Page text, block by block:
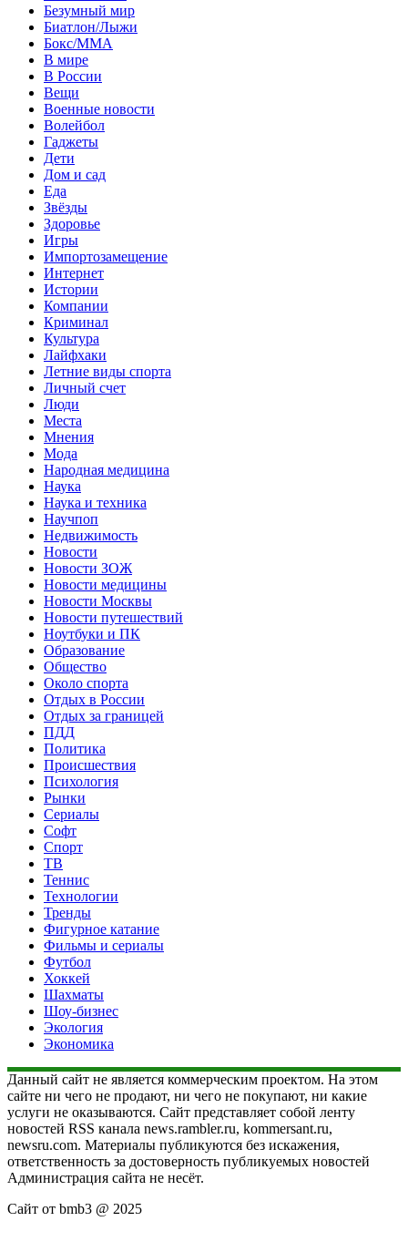
Безумный мир
Биатлон/Лыжи
Бокс/MMA
В мире
В России
Вещи
Военные новости
Волейбол
Гаджеты
Дети
Дом и сад
Еда
Звёзды
Здоровье
Игры
Импортозамещение
Интернет
Истории
Компании
Криминал
Культура
Лайфхаки
Летние виды спорта
Личный счет
Люди
Места
Мнения
Мода
Народная медицина
Наука
Наука и техника
Научпоп
Недвижимость
Новости
Новости ЗОЖ
Новости медицины
Новости Москвы
Новости путешествий
Ноутбуки и ПК
Образование
Общество
Около спорта
Отдых в России
Отдых за границей
ПДД
Политика
Происшествия
Психология
Рынки
Сериалы
Софт
Спорт
ТВ
Теннис
Технологии
Тренды
Фигурное катание
Фильмы и сериалы
Футбол
Хоккей
Шахматы
Шоу-бизнес
Экология
Экономика
Данный сайт не является коммерческим проектом. На этом
сайте ни чего не продают, ни чего не покупают, ни какие
услуги не оказываются. Сайт представляет собой ленту
новостей RSS канала news.rambler.ru, kommersant.ru,
newsru.com. Материалы публикуются без искажения,
ответственность за достоверность публикуемых новостей
Администрация сайта не несёт.
Сайт от bmb3 @ 2025